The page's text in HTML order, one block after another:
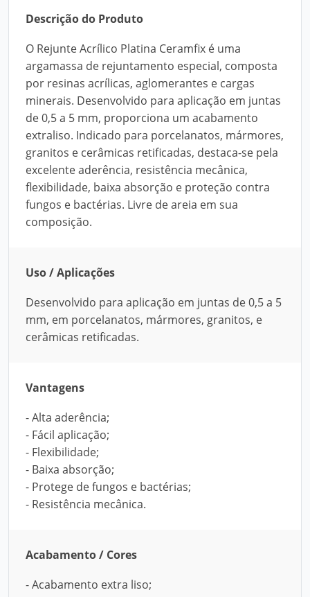
Descrição do Produto
O Rejunte Acrílico Platina Ceramfix é uma
argamassa de rejuntamento especial, composta
por resinas acrílicas, aglomerantes e cargas
minerais. Desenvolvido para aplicação em juntas
de 0,5 a 5 mm, proporciona um acabamento
extraliso. Indicado para porcelanatos, mármores,
granitos e cerâmicas retificadas, destaca-se pela
excelente aderência, resistência mecânica,
flexibilidade, baixa absorção e proteção contra
fungos e bactérias. Livre de areia em sua
composição.
Uso / Aplicações
Desenvolvido para aplicação em juntas de 0,5 a 5
mm, em porcelanatos, mármores, granitos, e
cerâmicas retificadas.
Vantagens
- Alta aderência;
- Fácil aplicação;
- Flexibilidade;
- Baixa absorção;
- Protege de fungos e bactérias;
- Resistência mecânica.
Acabamento / Cores
- Acabamento extra liso;